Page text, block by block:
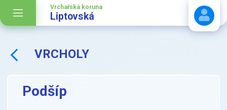
Vrchařská koruna
Liptovská
VRCHOLY
Podšíp